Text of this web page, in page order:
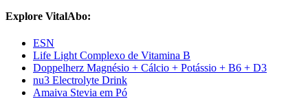
Explore VitalAbo:
ESN
Life Light Complexo de Vitamina B
Doppelherz Magnésio + Cálcio + Potássio + B6 + D3
nu3 Electrolyte Drink
Amaiva Stevia em Pó